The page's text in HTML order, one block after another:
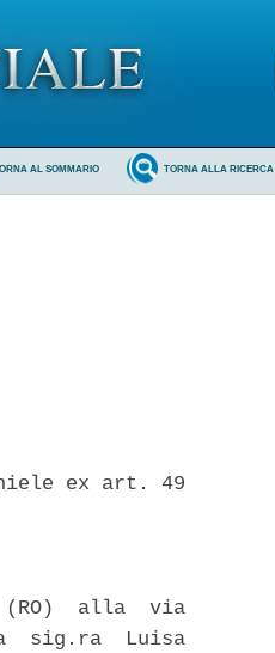
TORNA ALLA RICERCA
AL SOMMARIO
ex art. 49
alla  via
sig.ra  Luisa